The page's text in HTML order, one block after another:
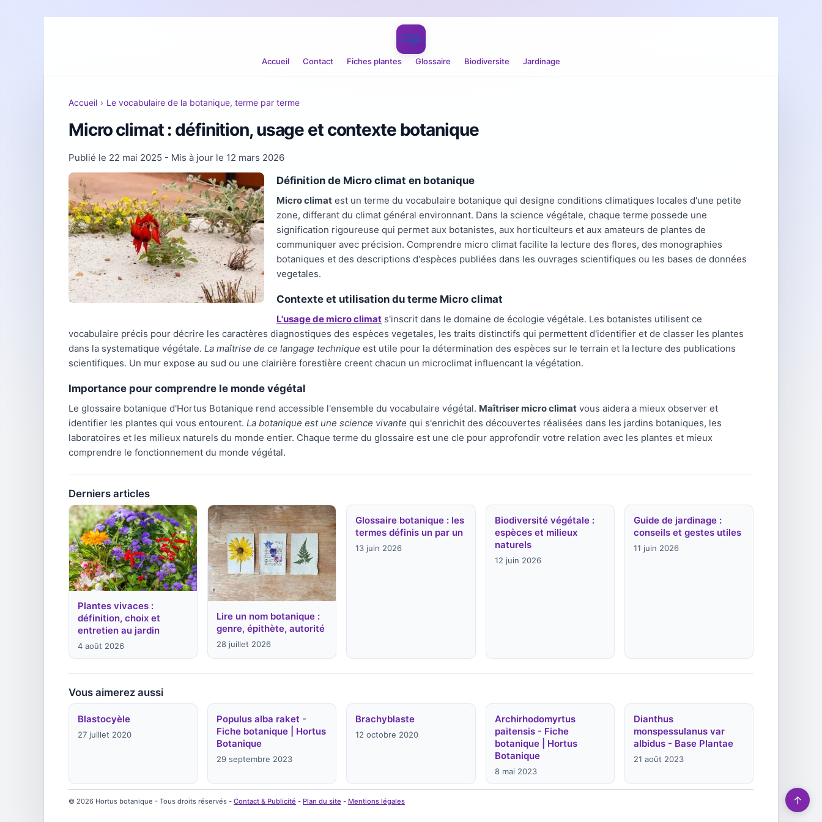
Accueil Contact Fiches plantes Glossaire Biodiversite Jardinage
Accueil › Le vocabulaire de la botanique, terme par terme
Micro climat : définition, usage et contexte botanique
Publié le 22 mai 2025 - Mis à jour le 12 mars 2026
Définition de Micro climat en botanique
Micro climat est un terme du vocabulaire botanique qui designe conditions climatiques locales d'une petite
zone, differant du climat général environnant. Dans la science végétale, chaque terme possede une
signification rigoureuse qui permet aux botanistes, aux horticulteurs et aux amateurs de plantes de
communiquer avec précision. Comprendre micro climat facilite la lecture des flores, des monographies
botaniques et des descriptions d'espèces publiées dans les ouvrages scientifiques ou les bases de données
vegetales.
Contexte et utilisation du terme Micro climat
L'usage de micro climat s'inscrit dans le domaine de écologie végétale. Les botanistes utilisent ce
vocabulaire précis pour décrire les caractères diagnostiques des espèces vegetales, les traits distinctifs qui permettent d'identifier et de classer les plantes
dans la systematique végétale. La maîtrise de ce langage technique est utile pour la détermination des espèces sur le terrain et la lecture des publications
scientifiques. Un mur expose au sud ou une clairière forestière creent chacun un microclimat influencant la végétation.
Importance pour comprendre le monde végétal
Le glossaire botanique d'Hortus Botanique rend accessible l'ensemble du vocabulaire végétal. Maîtriser micro climat vous aidera a mieux observer et
identifier les plantes qui vous entourent. La botanique est une science vivante qui s'enrichit des découvertes réalisées dans les jardins botaniques, les
laboratoires et les milieux naturels du monde entier. Chaque terme du glossaire est une cle pour approfondir votre relation avec les plantes et mieux
comprendre le fonctionnement du monde végétal.
Derniers articles
Plantes vivaces :
définition, choix et
entretien au jardin
4 août 2026
Lire un nom botanique :
genre, épithète, autorité
28 juillet 2026
Glossaire botanique : les
termes définis un par un
13 juin 2026
Biodiversité végétale :
espèces et milieux
naturels
12 juin 2026
Guide de jardinage :
conseils et gestes utiles
11 juin 2026
Vous aimerez aussi
Blastocyèle
27 juillet 2020
Populus alba raket -
Fiche botanique | Hortus
Botanique
29 septembre 2023
Brachyblaste
12 octobre 2020
Archirhodomyrtus
paitensis - Fiche
botanique | Hortus
Botanique
8 mai 2023
Dianthus
monspessulanus var
albidus - Base Plantae
21 août 2023
© 2026 Hortus botanique - Tous droits réservés - Contact & Publicité - Plan du site - Mentions légales ↑